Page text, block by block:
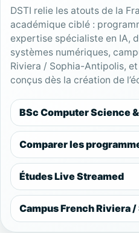
DSTI relie les atouts de la
académique ciblé :
expertise spécialiste en IA,
systèmes numériques,
Riviera / Sophia-Antipolis,
conçus dès la création de
BSc Computer Science
Comparer les
Études Live Streamed
Campus French Riviera